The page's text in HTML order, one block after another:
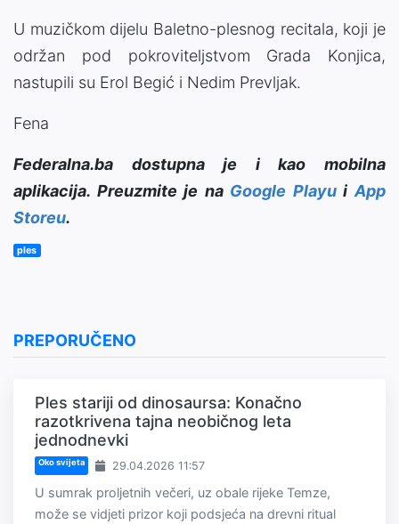
U muzičkom dijelu Baletno-plesnog recitala, koji je
održan pod pokroviteljstvom Grada Konjica,
nastupili su Erol Begić i Nedim Prevljak.
Fena
Federalna.ba dostupna je i kao mobilna
aplikacija. Preuzmite je na Google PlayuiApp
Storeu.
ples
PREPORUČENO
Ples stariji od dinosaursa: Konačno
razotkrivena tajna neobičnog leta
jednodnevki
Oko svijeta 29.04.2026 11:57
U sumrak proljetnih večeri, uz obale rijeke Temze,
može se vidjeti prizor koji podsjeća na drevni ritual